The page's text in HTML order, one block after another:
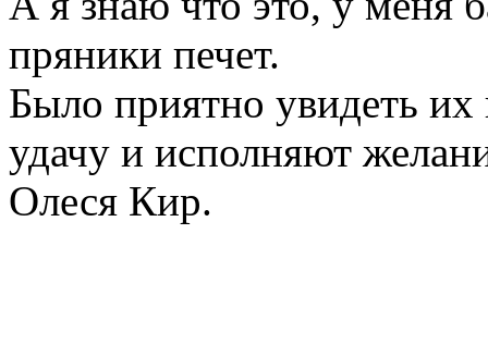
пряники печет.
Было приятно увидеть
удачу и исполняют
Олеся Кир.